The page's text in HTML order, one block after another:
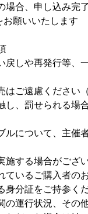
場合、申し込み完
願いいたします
戻しや再発行等、
はご遠慮ください
し、罰せられる場
ルについて、主催
施する場合がござ
ているご購入者の
分証をご持参くだ
の運行状況、その